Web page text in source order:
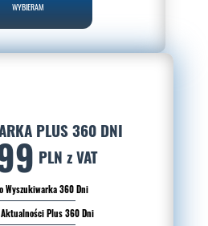
WYBIERAM
PLUS 360 DNI
PLN z VAT
Wyszukiwarka 360 Dni
Plus 360 Dni